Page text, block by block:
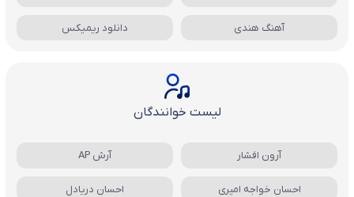
آهنگ هندی دانلود ریمیکس
لیست خوانندگان
آرون افشار آرش AP
احسان خواجه امیری احسان دریادل